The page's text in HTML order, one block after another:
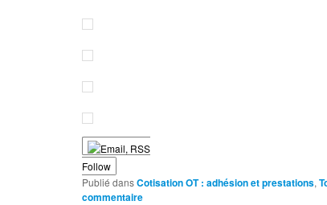
Follow
Publié dansCotisation OT : adhésion et prestations,
commentaire